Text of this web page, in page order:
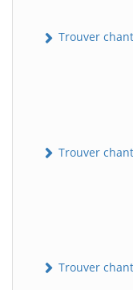
Trouver
Trouver
Trouver